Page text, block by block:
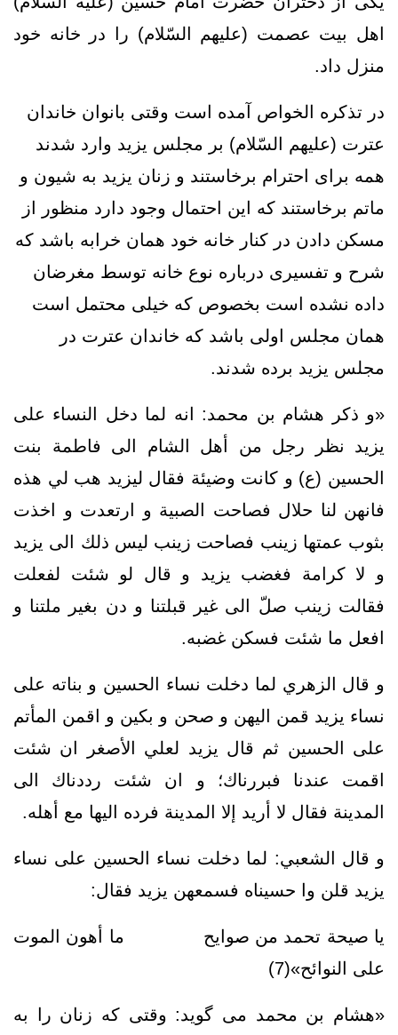
اهل بیت عصمت (علیهم السّلام) را در خانه خود
منزل داد.
در تذکره الخواص آمده است وقتی بانوان خاندان
عترت (علیهم السّلام) بر مجلس یزید وارد شدند
همه برای احترام برخاستند و زنان یزید به شیون و
ماتم برخاستند که این احتمال وجود دارد منظور از
مسکن دادن در کنار خانه خود همان خرابه باشد که
شرح و تفسیری درباره نوع خانه توسط مغرضان
داده نشده است بخصوص که خیلی محتمل است
همان مجلس اولی باشد که خاندان عترت در
مجلس یزید برده شدند.
«و ذكر هشام بن محمد: انه لما دخل النساء على
يزيد نظر رجل من أهل الشام الى فاطمة بنت
الحسين (ع) و كانت وضيئة فقال ليزيد هب لي هذه
فانهن لنا حلال فصاحت الصبية و ارتعدت و اخذت
بثوب عمتها زينب فصاحت زينب ليس ذلك الى يزيد
و لا كرامة فغضب يزيد و قال لو شئت لفعلت
فقالت زينب صلّ الى غير قبلتنا و دن بغير ملتنا و
افعل ما شئت فسكن غضبه.
و قال الزهري لما دخلت نساء الحسين و بناته على
نساء يزيد قمن اليهن و صحن و بكين و اقمن المأتم
على الحسين ثم قال يزيد لعلي الأصغر ان شئت
اقمت عندنا فبررناك؛ و ان شئت رددناك الى
المدينة فقال لا أريد إلا المدينة فرده اليها مع أهله.
و قال الشعبي: لما دخلت نساء الحسين على نساء
يزيد قلن وا حسيناه فسمعهن يزيد فقال:
يا صيحة تحمد من صوايح‏ ما أهون الموت
على النوائح‏»(7)
«هشام بن محمد مى‏ گويد: وقتى كه زنان را به